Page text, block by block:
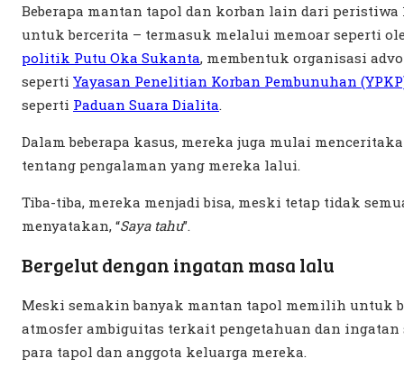
Beberapa mantan tapol dan korban lain dari
untuk bercerita – termasuk melalui memoar seperti
politik Putu Oka Sukanta, membentuk organisasi
seperti Yayasan Penelitian Korban Pembunuhan
seperti Paduan Suara Dialita.
Dalam beberapa kasus, mereka juga mulai
tentang pengalaman yang mereka lalui.
Tiba-tiba, mereka menjadi bisa, meski tetap tidak
menyatakan, “Saya tahu”.
Bergelut dengan ingatan masa lalu
Meski semakin banyak mantan tapol memilih untuk
atmosfer ambiguitas terkait pengetahuan dan
para tapol dan anggota keluarga mereka.